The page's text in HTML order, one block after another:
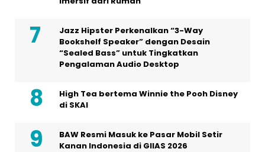
Jazz Hipster Perkenalkan “3-Way
Bookshelf Speaker” dengan Desain
“Sealed Bass” untuk Tingkatkan
Pengalaman Audio Desktop
High Tea bertema Winnie the Pooh Disney
di SKAI
BAW Resmi Masuk ke Pasar Mobil Setir
Kanan Indonesia di GIIAS 2026